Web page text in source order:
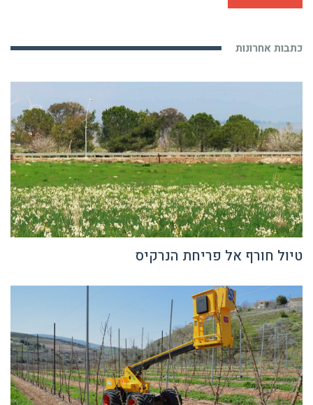
כתבות אחרונות
טיול חורף אל פריחת הנרקיס